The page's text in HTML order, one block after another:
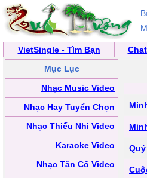
VietSingle - Tìm Bạn
Mục Lục
Nhạc Music Video
Nhạc Hay Tuyển Chọn
Nhạc Thiếu Nhi Video
Karaoke Video
Nhạc Tân Cổ Video